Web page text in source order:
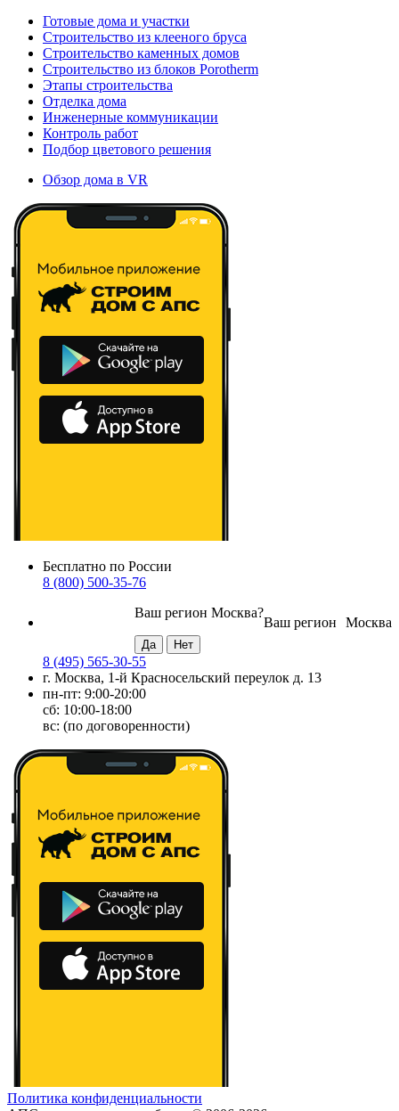
Готовые дома и участки
Строительство из клееного бруса
Строительство каменных домов
Строительство из блоков Porotherm
Этапы строительства
Отделка дома
Инженерные коммуникации
Контроль работ
Подбор цветового решения
Обзор дома в VR
Бесплатно по России
8 (800) 500-35-76
Москва
Ваш регион
Ваш регион Москва?
8 (495) 565-30-55
г. Москва, 1-й Красносельский переулок д. 13
пн-пт: 9:00-20:00
сб: 10:00-18:00
вс: (по договоренности)
Политика конфиденциальности